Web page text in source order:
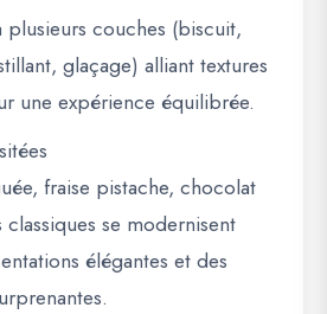
plusieurs couches (biscuit,
glaçage) alliant textures
une expérience équilibrée.
fraise pistache, chocolat
se modernisent
élégantes et des